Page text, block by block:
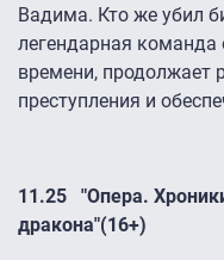
Вадима. Кто же убил
легендарная команда
времени, продолжает
преступления и
11.25 "Опера.
дракона"(16+)